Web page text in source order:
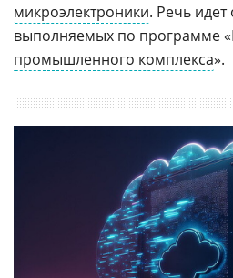
микроэлектроники. Речь идет
выполняемых по программе «
промышленного комплекса».